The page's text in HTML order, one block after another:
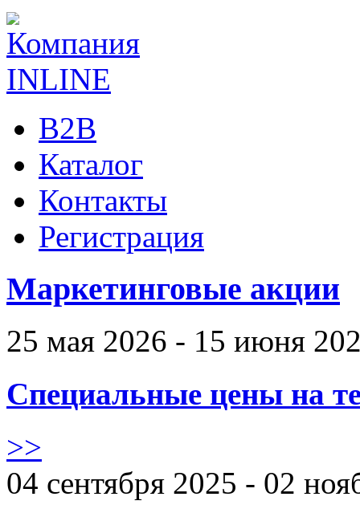
B2B
Каталог
Контакты
Регистрация
Маркетинговые акции
25 мая 2026 - 15 июня
Специальные цены на
>>
04 сентября 2025 - 02